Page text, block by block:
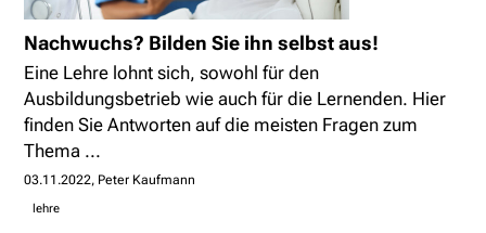
Nachwuchs? Bilden Sie ihn selbst aus!
Eine Lehre lohnt sich, sowohl für den
Ausbildungsbetrieb wie auch für die Lernenden. Hier
finden Sie Antworten auf die meisten Fragen zum
Thema ...
03.11.2022 Peter Kaufmann
lehre